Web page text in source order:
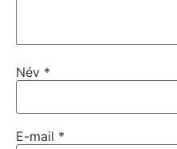
Név *
E-mail *